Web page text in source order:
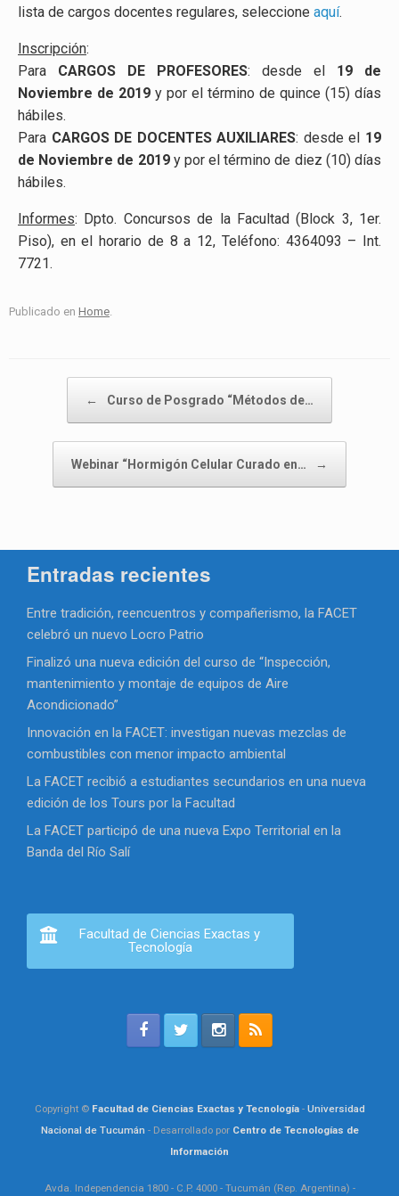
lista de cargos docentes regulares, seleccione aquí.
Inscripción:
Para CARGOS DE PROFESORES: desde el 19 de
Noviembre de 2019 y por el término de quince (15) días
hábiles.
Para CARGOS DE DOCENTES AUXILIARES: desde el 19
de Noviembre de 2019 y por el término de diez (10) días
hábiles.
Informes: Dpto. Concursos de la Facultad (Block 3, 1er.
Piso), en el horario de 8 a 12, Teléfono: 4364093 – Int.
7721.
Publicado en Home
← Curso de Posgrado “Métodos de…
Webinar “Hormigón Celular Curado en… →
Entradas recientes
Entre tradición, reencuentros y compañerismo, la FACET
celebró un nuevo Locro Patrio
Finalizó una nueva edición del curso de “Inspección,
mantenimiento y montaje de equipos de Aire
Acondicionado”
Innovación en la FACET: investigan nuevas mezclas de
combustibles con menor impacto ambiental
La FACET recibió a estudiantes secundarios en una nueva
edición de los Tours por la Facultad
La FACET participó de una nueva Expo Territorial en la
Banda del Río Salí
Facultad de Ciencias Exactas y
Tecnología
Copyright © Facultad de Ciencias Exactas y Tecnología- Universidad
Nacional de Tucumán - Desarrollado por Centro de Tecnologías de
Información
Avda. Independencia 1800 - C.P. 4000 - Tucumán (Rep. Argentina) -